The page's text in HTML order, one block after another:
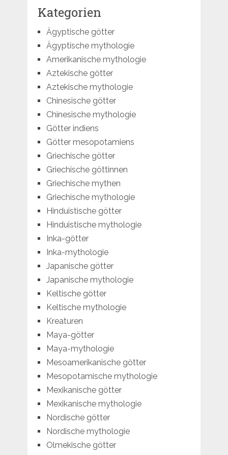
Kategorien
Ägyptische götter
Ägyptische mythologie
Amerikanische mythologie
Aztekische götter
Aztekische mythologie
Chinesische götter
Chinesische mythologie
Götter indiens
Götter mesopotamiens
Griechische götter
Griechische göttinnen
Griechische mythen
Griechische mythologie
Hinduistische götter
Hinduistische mythologie
Inka-götter
Inka-mythologie
Japanische götter
Japanische mythologie
Keltische götter
Keltische mythologie
Kreaturen
Maya-götter
Maya-mythologie
Mesoamerikanische götter
Mesopotamische mythologie
Mexikanische götter
Mexikanische mythologie
Nordische götter
Nordische mythologie
Olmekische götter